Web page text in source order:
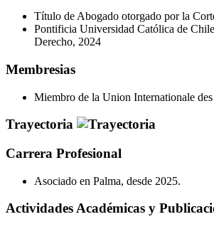
Título de Abogado otorgado por la
Pontificia Universidad Católica de
Derecho, 2024
Membresias
Miembro de la Union Internationale
Trayectoria
Carrera Profesional
Asociado en Palma, desde 2025.
Actividades Académicas y